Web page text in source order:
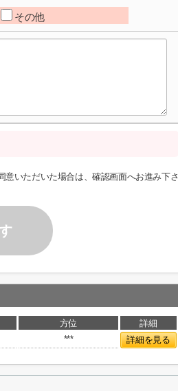
その他
意いただいた場合は、確認画面へお進み下さ
方位
詳細
*** 詳細を見る